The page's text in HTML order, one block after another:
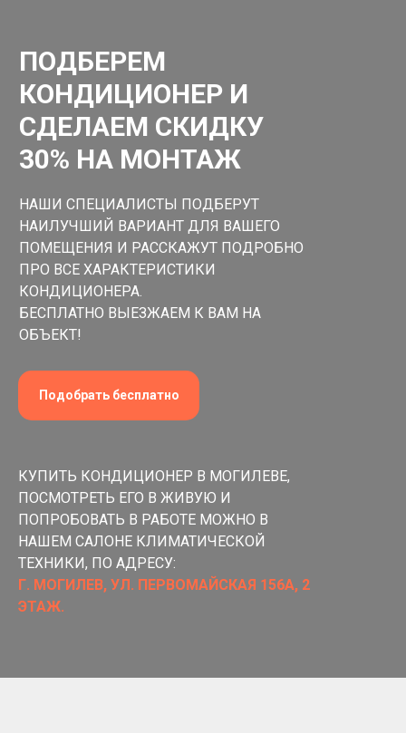
ПОДБЕРЕМ
КОНДИЦИОНЕР И
СДЕЛАЕМ СКИДКУ
30% НА МОНТАЖ
НАШИ СПЕЦИАЛИСТЫ ПОДБЕРУТ
НАИЛУЧШИЙ ВАРИАНТ ДЛЯ ВАШЕГО
ПОМЕЩЕНИЯ И РАССКАЖУТ ПОДРОБНО
ПРО ВСЕ ХАРАКТЕРИСТИКИ
КОНДИЦИОНЕРА.
БЕСПЛАТНО ВЫЕЗЖАЕМ К ВАМ НА
ОБЪЕКТ!
Подобрать бесплатно
КУПИТЬ КОНДИЦИОНЕР В МОГИЛЕВЕ,
ПОСМОТРЕТЬ ЕГО В ЖИВУЮ И
ПОПРОБОВАТЬ В РАБОТЕ МОЖНО В
НАШЕМ САЛОНЕ КЛИМАТИЧЕСКОЙ
ТЕХНИКИ, ПО АДРЕСУ:
Г. МОГИЛЕВ, УЛ. ПЕРВОМАЙСКАЯ 156А, 2
ЭТАЖ.